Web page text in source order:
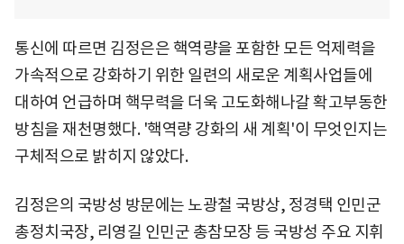
통신에 따르면 김정은은 핵역량을 포함한 모든 억제력을
가속적으로 강화하기 위한 일련의 새로운 계획사업들에
대하여 언급하며 핵무력을 더욱 고도화해나갈 확고부동한
방침을 재천명했다. '핵역량 강화의 새 계획'이 무엇인지는
구체적으로 밝히지 않았다.
김정은의 국방성 방문에는 노광철 국방상, 정경택 인민군
총정치국장, 리영길 인민군 총참모장 등 국방성 주요 지휘